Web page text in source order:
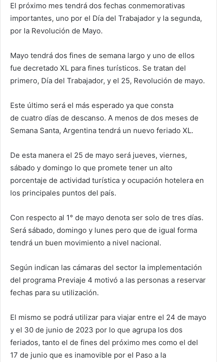
El próximo mes tendrá dos fechas conmemorativas
importantes, uno por el Día del Trabajador y la segunda,
por la Revolución de Mayo.
Mayo tendrá dos fines de semana largo y uno de ellos
fue decretado XL para fines turísticos. Se tratan del
primero, Día del Trabajador, y el 25, Revolución de mayo.
Este último será el más esperado ya que consta
de cuatro días de descanso. A menos de dos meses de
Semana Santa, Argentina tendrá un nuevo feriado XL.
De esta manera el 25 de mayo será jueves, viernes,
sábado y domingo lo que promete tener un alto
porcentaje de actividad turística y ocupación hotelera en
los principales puntos del país.
Con respecto al 1° de mayo denota ser solo de tres días.
Será sábado, domingo y lunes pero que de igual forma
tendrá un buen movimiento a nivel nacional.
Según indican las cámaras del sector la implementación
del programa Previaje 4 motivó a las personas a reservar
fechas para su utilización.
El mismo se podrá utilizar para viajar entre el 24 de mayo
y el 30 de junio de 2023 por lo que agrupa los dos
feriados, tanto el de fines del próximo mes como el del
17 de junio que es inamovible por el Paso a la